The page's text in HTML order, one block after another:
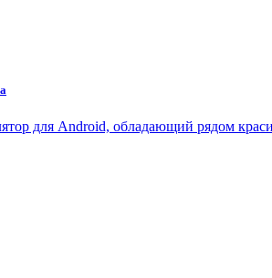
для Android, обладающий рядом